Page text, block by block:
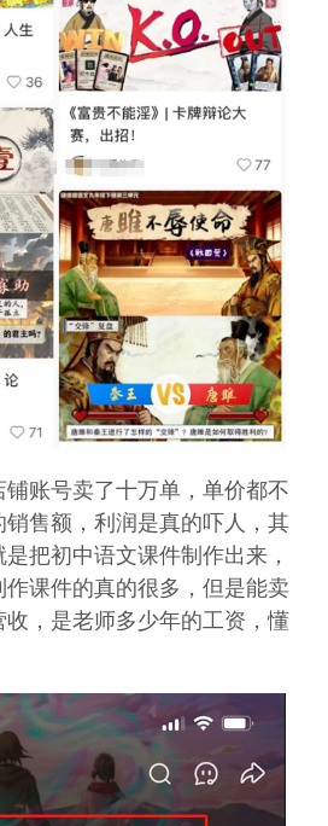
账号卖了十万单，单价都不
售额，利润是真的吓人，其
把初中语文课件制作出来，
课件的真的很多，但是能卖
，是老师多少年的工资，懂